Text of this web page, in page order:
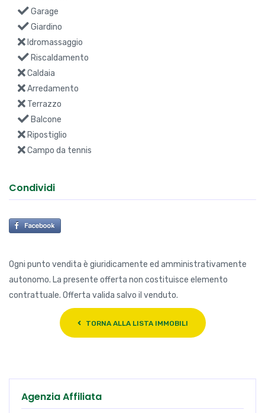
Garage
Giardino
Idromassaggio
Riscaldamento
Caldaia
Arredamento
Terrazzo
Balcone
Ripostiglio
Campo da tennis
Condividi
Ogni punto vendita è giuridicamente ed amministrativamente
autonomo. La presente offerta non costituisce elemento
contrattuale. Offerta valida salvo il venduto.
TORNA ALLA LISTA IMMOBILI
Agenzia Affiliata